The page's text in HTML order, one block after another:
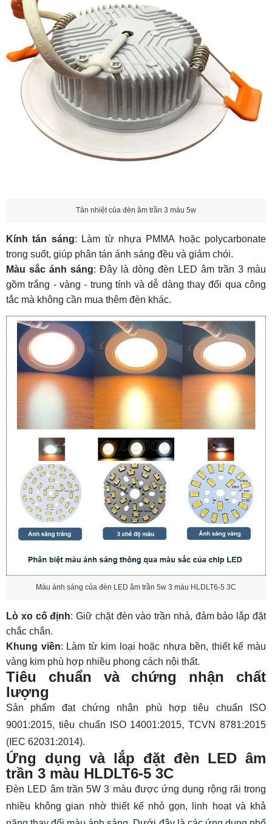
Tản nhiệt của đèn âm trần 3 màu 5w
Kính tán sáng: Làm từ nhựa PMMA hoặc polycarbonate
trong suốt, giúp phân tán ánh sáng đều và giảm chói.
Màu sắc ánh sáng: Đây là dòng đèn LED âm trần 3 màu
gồm trắng - vàng - trung tính và dễ dàng thay đổi qua công
tắc mà không cần mua thêm đèn khác.
Màu ánh sáng của đèn LED âm trần 5w 3 màu HLDLT6-5 3C
Lò xo cố định: Giữ chặt đèn vào trần nhà, đảm bảo lắp đặt
chắc chắn.
Khung viền: Làm từ kim loại hoặc nhựa bền, thiết kế màu
vàng kim phù hợp nhiều phong cách nội thất.
Tiêu chuẩn và chứng nhận chất
lượng
Sản phẩm đạt chứng nhận phù hợp tiêu chuẩn ISO
9001:2015, tiêu chuẩn ISO 14001:2015, TCVN 8781:2015
(IEC 62031:2014).
Ứng dụng và lắp đặt đèn LED âm
trần 3 màu HLDLT6-5 3C
Đèn LED âm trần 5W 3 màu được ứng dụng rộng rãi trong
nhiều không gian nhờ thiết kế nhỏ gọn, linh hoạt và khả